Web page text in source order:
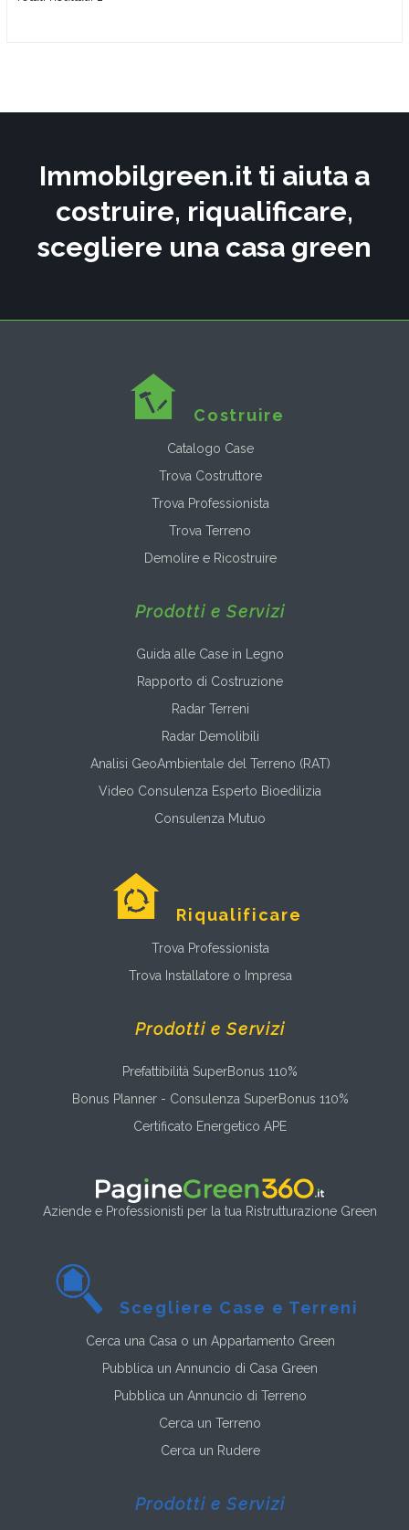
Immobilgreen.it ti aiuta a
costruire, riqualificare,
scegliere una casa green
Costruire
Catalogo Case
Trova Costruttore
Trova Professionista
Trova Terreno
Demolire e Ricostruire
Prodotti e Servizi
Guida alle Case in Legno
Rapporto di Costruzione
Radar Terreni
Radar Demolibili
Analisi GeoAmbientale del Terreno (RAT)
Video Consulenza Esperto Bioedilizia
Consulenza Mutuo
Riqualificare
Trova Professionista
Trova Installatore o Impresa
Prodotti e Servizi
Prefattibilità SuperBonus 110%
Bonus Planner - Consulenza SuperBonus 110%
Certificato Energetico APE
Aziende e Professionisti per la tua Ristrutturazione Green
Scegliere Case e Terreni
Cerca una Casa o un Appartamento Green
Pubblica un Annuncio di Casa Green
Pubblica un Annuncio di Terreno
Cerca un Terreno
Cerca un Rudere
Prodotti e Servizi